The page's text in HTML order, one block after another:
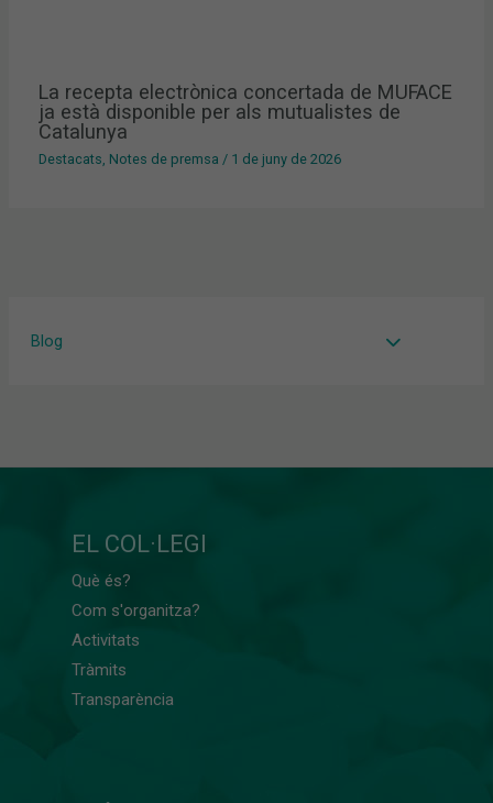
Blog
La recepta electrònica concertada de MUFACE
ja està disponible per als mutualistes de
Catalunya
Destacats, Notes de premsa / 1 de juny de 2026
EL COL·LEGI
Què és?
Com s'organitza?
Activitats
Tràmits
Transparència